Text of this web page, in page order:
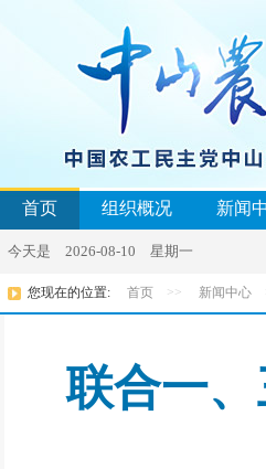
首页 组织概况 新闻
今天是 2026-08-10 星期一
您现在的位置: 首页 >> 新闻中心
联合一